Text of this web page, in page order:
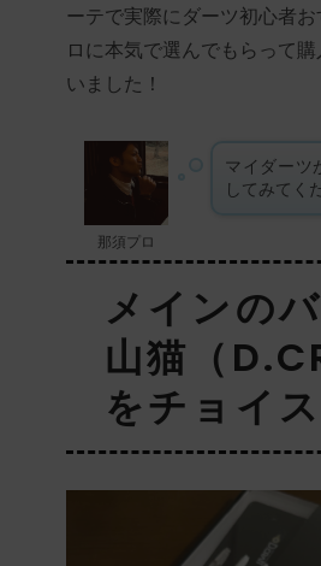
ーテで実際にダーツ初心者
ロに本気で選んでもらって
いました！
那須プロ
マイダーツ
してみてく
メインの
山猫（
をチョイス